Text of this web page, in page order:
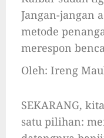
Jangan-jangan
metode
merespon
Oleh: Ireng
SEKARANG,
satu pilihan: